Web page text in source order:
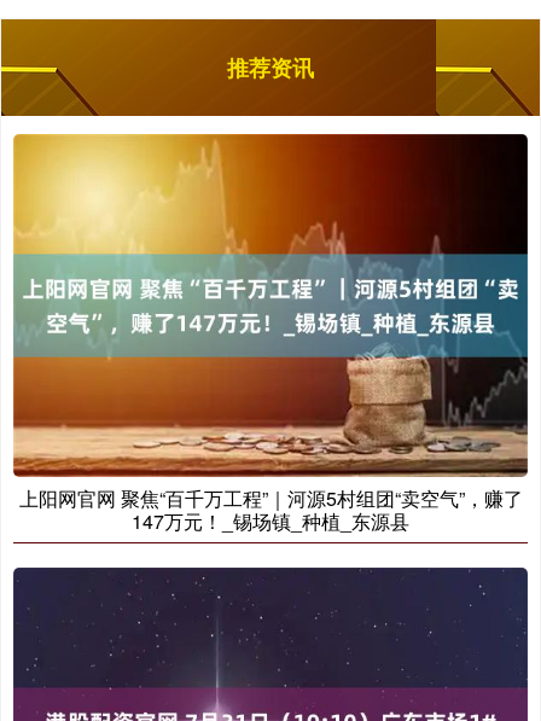
推荐资讯
上阳网官网 聚焦“百千万工程”｜河源5村组团“卖空气”，赚了
147万元！_锡场镇_种植_东源县